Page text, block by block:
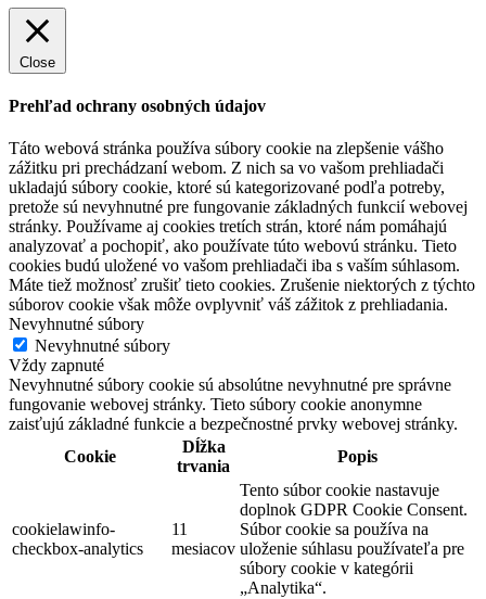
Close
Prehľad ochrany osobných údajov
Táto webová stránka používa súbory cookie na zlepšenie vášho
zážitku pri prechádzaní webom. Z nich sa vo vašom prehliadači
ukladajú súbory cookie, ktoré sú kategorizované podľa potreby,
pretože sú nevyhnutné pre fungovanie základných funkcií webovej
stránky. Používame aj cookies tretích strán, ktoré nám pomáhajú
analyzovať a pochopiť, ako používate túto webovú stránku. Tieto
cookies budú uložené vo vašom prehliadači iba s vaším súhlasom.
Máte tiež možnosť zrušiť tieto cookies. Zrušenie niektorých z týchto
súborov cookie však môže ovplyvniť váš zážitok z prehliadania.
Nevyhnutné súbory
Nevyhnutné súbory
Vždy zapnuté
Nevyhnutné súbory cookie sú absolútne nevyhnutné pre správne
fungovanie webovej stránky. Tieto súbory cookie anonymne
zaisťujú základné funkcie a bezpečnostné prvky webovej stránky.
Cookie
Dĺžka
trvania
Popis
cookielawinfo-
checkbox-analytics
11
mesiacov
Tento súbor cookie nastavuje
doplnok GDPR Cookie Consent.
Súbor cookie sa používa na
uloženie súhlasu používateľa pre
súbory cookie v kategórii
„Analytika“.